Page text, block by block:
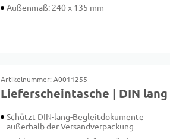
Außenmaß: 240 x 135 mm
Artikelnummer: A0011255
Lieferscheintasche | DIN lang
Schützt DIN-lang-Begleitdokumente
außerhalb der Versandverpackung